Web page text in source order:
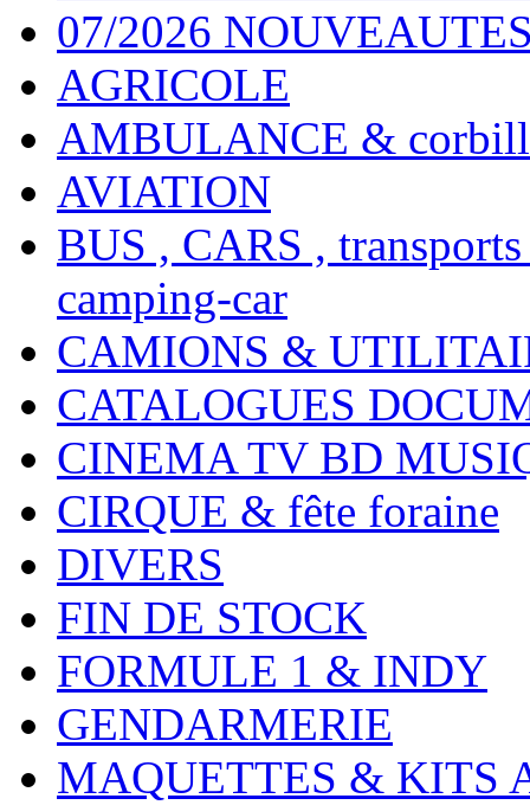
07/2026
AGRICOLE
AMBULANCE &
AVIATION
BUS , CARS ,
camping-car
CAMIONS &
CATALOGUES
CINEMA TV BD
CIRQUE & fête foraine
DIVERS
FIN DE STOCK
FORMULE 1 & INDY
GENDARMERIE
MAQUETTES & KITS